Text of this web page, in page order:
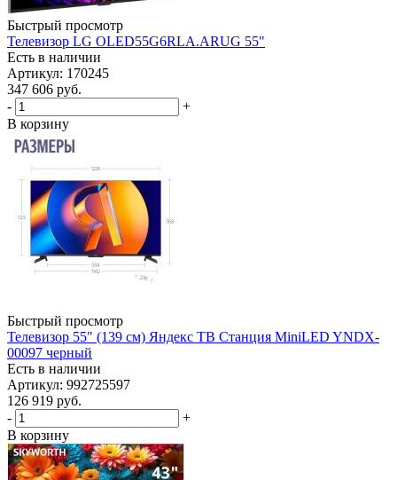
Быстрый просмотр
Телевизор LG OLED55G6RLA.ARUG 55"
Есть в наличии
Артикул: 170245
347 606 руб.
-
+
В корзину
Быстрый просмотр
Телевизор 55" (139 см) Яндекс ТВ Станция MiniLED YNDX-
00097 черный
Есть в наличии
Артикул: 992725597
126 919 руб.
-
+
В корзину